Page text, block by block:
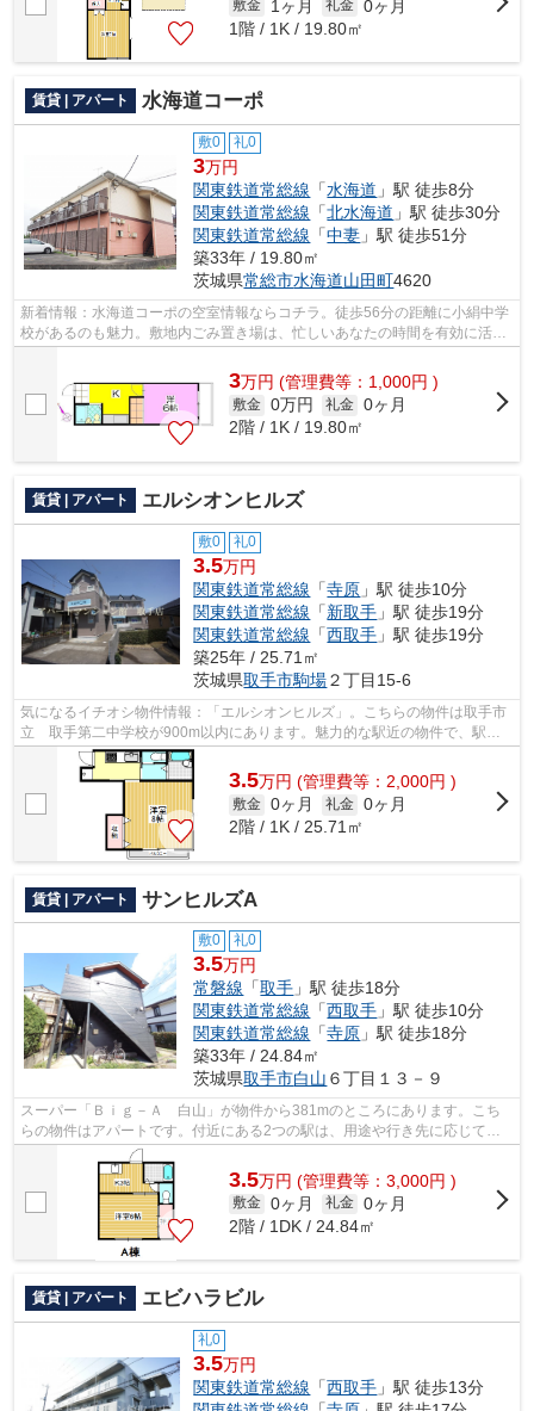
敷金 1ヶ月 礼金 0ヶ月
1階 / 1K / 19.80㎡
賃貸 | アパート 水海道コーポ
敷0 礼0
3万円
関東鉄道常総線 「水海道 」駅 徒歩8分
関東鉄道常総線 「北水海道 」駅 徒歩30分
関東鉄道常総線 「中妻 」駅 徒歩51分
築33年 / 19.80㎡
茨城県常総市水海道山田町4620
新着情報：水海道コーポの空室情報ならコチラ。徒歩56分の距離に小絹中学
校があるのも魅力。敷地内ごみ置き場は、忙しいあなたの時間を有効に活用
できます。洗濯物も自然乾燥ですぐ乾...
3万円 (管理費等：1,000円 )
敷金 0万円 礼金 0ヶ月
2階 / 1K / 19.80㎡
賃貸 | アパート エルシオンヒルズ
敷0 礼0
3.5万円
関東鉄道常総線 「寺原 」駅 徒歩10分
関東鉄道常総線 「新取手 」駅 徒歩19分
関東鉄道常総線 「西取手 」駅 徒歩19分
築25年 / 25.71㎡
茨城県取手市駒場２丁目15-6
気になるイチオシ物件情報：「エルシオンヒルズ」。こちらの物件は取手市
立 取手第二中学校が900m以内にあります。魅力的な駅近の物件で、駅ま
で徒歩10分です。こちらの物件はアパー...
3.5万円 (管理費等：2,000円 )
敷金 0ヶ月 礼金 0ヶ月
2階 / 1K / 25.71㎡
賃貸 | アパート サンヒルズA
敷0 礼0
3.5万円
常磐線 「取手 」駅 徒歩18分
関東鉄道常総線 「西取手 」駅 徒歩10分
関東鉄道常総線 「寺原 」駅 徒歩18分
築33年 / 24.84㎡
茨城県取手市白山 ６丁目１３－９
スーパー「Ｂｉｇ－Ａ 白山」が物件から381mのところにあります。こち
らの物件はアパートです。付近にある2つの駅は、用途や行き先に応じて使
い分けることができます。アパートマンシ...
3.5万円 (管理費等：3,000円 )
敷金 0ヶ月 礼金 0ヶ月
2階 / 1DK / 24.84㎡
賃貸 | アパート エビハラビル
礼0
3.5万円
関東鉄道常総線 「西取手 」駅 徒歩13分